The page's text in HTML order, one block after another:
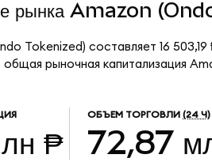
рынка Amazon
Tokenized) составляет 16
рыночная капитализация
₱
ОБЪЕМ ТОРГОВЛИ (24 Ч)
72,87